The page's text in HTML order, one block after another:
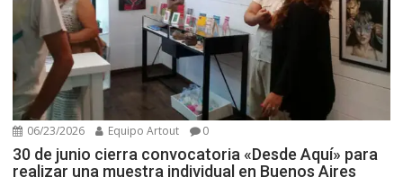
06/23/2026 Equipo Artout 0
30 de junio cierra convocatoria «Desde Aquí» para
realizar una muestra individual en Buenos Aires